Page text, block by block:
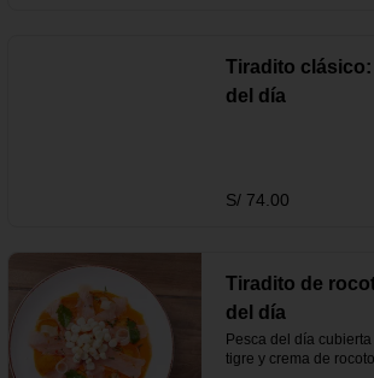
Tiradito
del día
S/ 74.00
Tiradito de
del día
Pesca del día
tigre y crema de